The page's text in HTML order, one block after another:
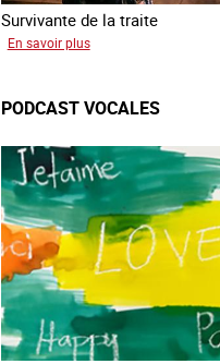
Survivante de la traite
En savoir plussur
PODCAST VOCALES